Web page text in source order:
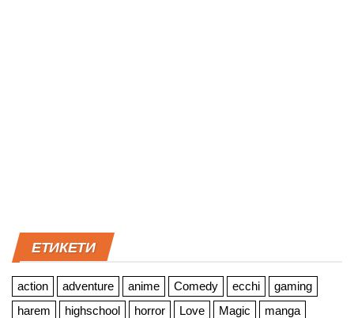
ЕТИКЕТИ
action adventure anime Comedy ecchi
gaming
harem
highschool horror Love Magic
manga